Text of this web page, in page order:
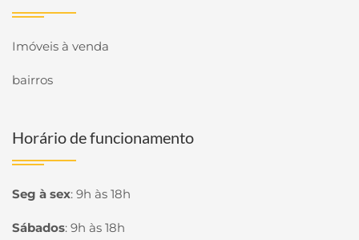
Imóveis à venda
bairros
Horário de funcionamento
Seg à sex: 9h às 18h
Sábados: 9h às 18h